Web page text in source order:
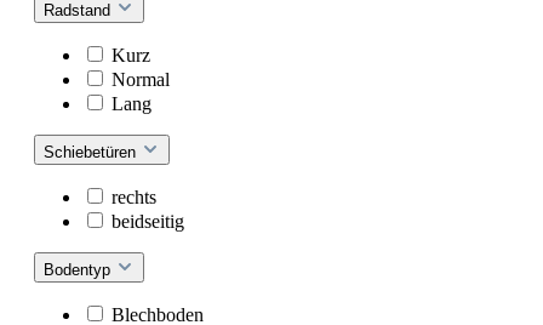
Radstand
Kurz
Normal
Lang
Schiebetüren
rechts
beidseitig
Bodentyp
Blechboden